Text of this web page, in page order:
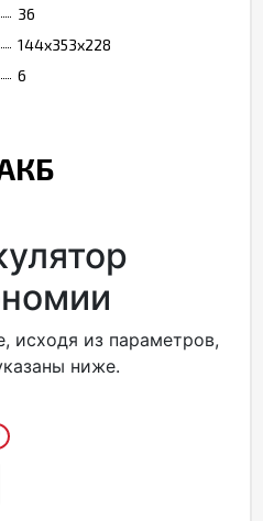
36
144х353х228
6
исходя из параметров,
ниже.